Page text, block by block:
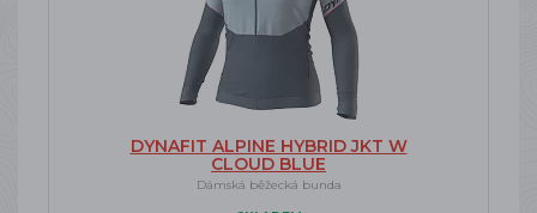
DYNAFIT ALPINE HYBRID JKT W
CLOUD BLUE
Dámská běžecká bunda